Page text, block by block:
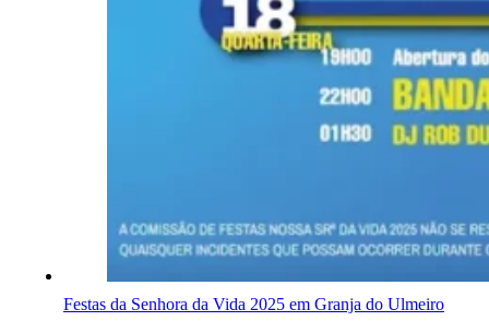
Festas da Senhora da Vida 2025 em Granja do Ulmeiro